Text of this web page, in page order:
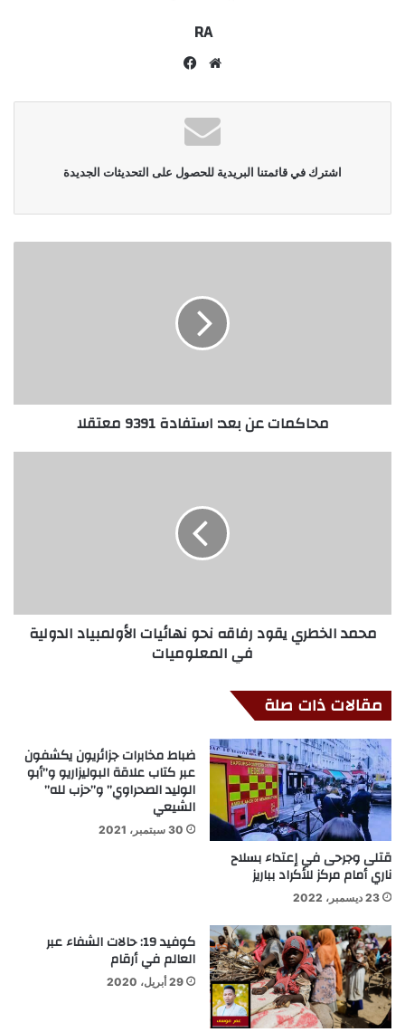
RA
موقع
اشترك في قائمتنا البريدية للحصول على التحديثات الجديدة
محاكمات عن بعد: استفادة 9391 معتقلا
محمد الخطري يقود رفاقه نحو نهائيات الأولمبياد الدولية
في المعلوميات
مقالات ذات صلة
قتلى وجرحى في إعتداء بسلاح
ناري أمام مركز للأكراد بباريز
23 ديسمبر، 2022
ضباط مخابرات جزائريون يكشفون
عبر كتاب علاقة البوليزاريو و”أبو
الوليد الصحراوي” و”حزب لله”
الشيعي
30 سبتمبر، 2021
كوفيد 19: حالات الشفاء عبر
العالم في أرقام
29 أبريل، 2020